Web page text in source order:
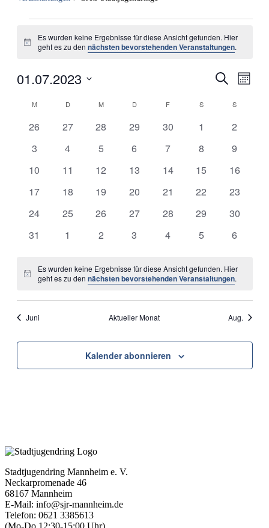
Hinweis
Es wurden keine Ergebnisse für diese Ansicht gefunden. Hier
geht es zu den nächsten bevorstehenden Veranstaltungen.
und
Suche
Monat
01.07.2023
wählen.
Kalender
von
M MONTAGDDIENSTAG
M MITTWOCH
D DONNERSTAG
F SSAMSTAGS
0
26
0
27
0
28
0
29
0
30
0
1
0
2
0
3
0
4
0
5
0
6
0
7
0
8
0
9
0
10
0
11
0
12
0
13
0
14
0
15
0
16
0
17
0
18
0
19
0
20
0
21
0
22
0
23
0
24
0
25
0
26
0
27
0
28
0
29
0
30
0
31
0
1
0
2
0
3
0
4
0
5
0
6
Hinweis
Es wurden keine Ergebnisse für diese Ansicht gefunden. Hier
geht es zu den nächsten bevorstehenden Veranstaltungen.
Juni Aktueller Monat Aug.
Kalender abonnieren
Stadtjugendring Mannheim e. V.
Neckarpromenade 46
68167 Mannheim
E-Mail: info@sjr-mannheim.de
Telefon: 0621 3385613
(Mo-Do 12:30-15:00 Uhr)